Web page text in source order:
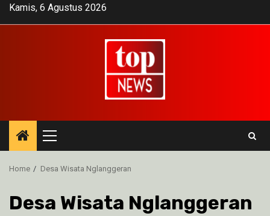
SkipKamis, 6 Agustus 2026
Primary
Menu
Home Desa Wisata Nglanggeran
Desa Wisata Nglanggeran